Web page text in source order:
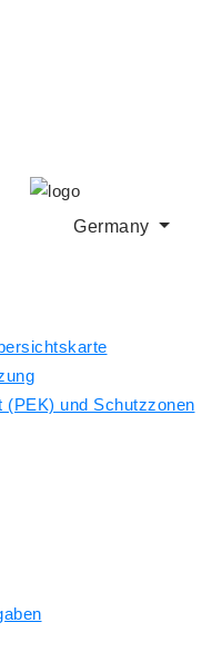
Germany
(PEK) und Schutzzonen